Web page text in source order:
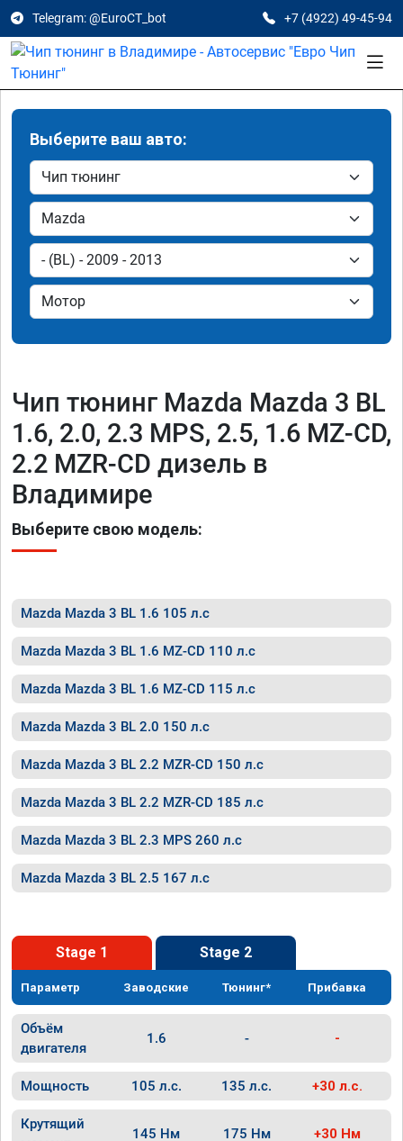
Telegram: @EuroCT_bot +7 (4922) 49-45-94
Выберите ваш авто:
Чип тюнинг Mazda Mazda 3 BL
1.6, 2.0, 2.3 MPS, 2.5, 1.6 MZ-CD,
2.2 MZR-CD дизель в
Владимире
Выберите свою модель:
Mazda Mazda 3 BL 1.6 105 л.с
Mazda Mazda 3 BL 1.6 MZ-CD 110 л.с
Mazda Mazda 3 BL 1.6 MZ-CD 115 л.с
Mazda Mazda 3 BL 2.0 150 л.с
Mazda Mazda 3 BL 2.2 MZR-CD 150 л.с
Mazda Mazda 3 BL 2.2 MZR-CD 185 л.с
Mazda Mazda 3 BL 2.3 MPS 260 л.с
Mazda Mazda 3 BL 2.5 167 л.с
Stage 1 Stage 2
Параметр Заводские Тюнинг* Прибавка
Объём
двигателя
1.6 - -
Мощность 105 л.с. 135 л.с. +30 л.с.
Крутящий
145 Нм 175 Нм +30 Нм